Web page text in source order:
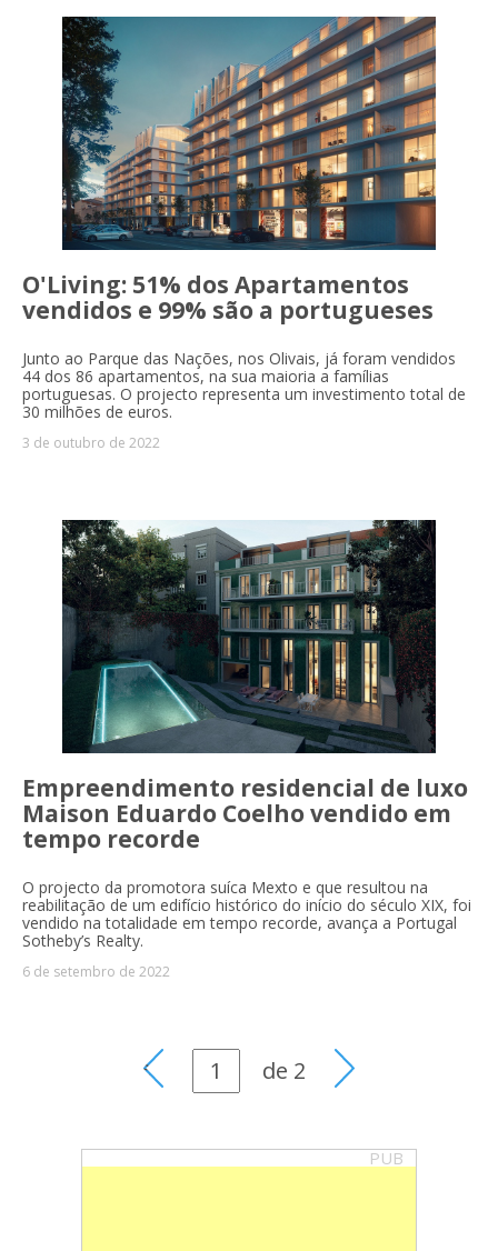
O'Living: 51% dos Apartamentos
vendidos e 99% são a portugueses
Junto ao Parque das Nações, nos Olivais, já foram vendidos
44 dos 86 apartamentos, na sua maioria a famílias
portuguesas. O projecto representa um investimento total de
30 milhões de euros.
3 de outubro de 2022
Empreendimento residencial de luxo
Maison Eduardo Coelho vendido em
tempo recorde
O projecto da promotora suíca Mexto e que resultou na
reabilitação de um edifício histórico do início do século XIX, foi
vendido na totalidade em tempo recorde, avança a Portugal
Sotheby’s Realty.
6 de setembro de 2022
de 2
PUB